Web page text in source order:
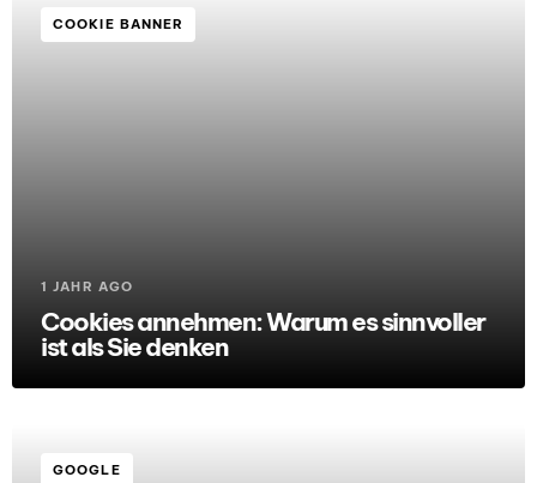
COOKIE BANNER
1 JAHR AGO
Cookies annehmen: Warum es sinnvoller
ist als Sie denken
GOOGLE